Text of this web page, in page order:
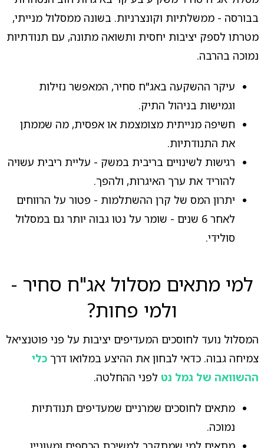
בבורסה - ממשלתיות וקונצרניות. בשונה ממסלול מנייתי,
מטרתו לספק יציבות יחסית ותשואה מתונה, עם תנודתיות
נמוכה בהרבה.
עיקר ההשקעה באג"ח סחיר, המאפשר נזילות
וגמישות בניהול התיק.
חשיפה מנייתית מצומצמת או אפסית, מה שממתן
את התנודתיות.
רגישות לשינויים בריבית במשק - עליית ריבית עשויה
להוריד את ערך האיגרות, ולהפך.
יתרון המס של קרן ההשתלמות - פטור על הרווחים
לאחר 6 שנים - שומר על נטו גבוה יותר גם במסלול
סולידי.
למי מתאים מסלול אג"ח סחיר -
ולמי פחות?
המסלול נועד לחוסכים המעדיפים יציבות על פני פוטנציאל
צמיחה גבוה. כדאי לבחון את ההיצע במלואו דרך כלי
ההשוואה של גמל נט לפני ההחלטה.
מתאים לחוסכים שמרניים שמעדיפים תנודתיות
נמוכה.